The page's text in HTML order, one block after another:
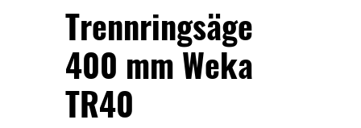
Trennringsäge
400 mm Weka
TR40